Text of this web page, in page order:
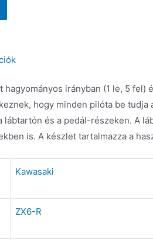
hagyományos irányban (1 le, 5
hogy minden pilóta be
lábtartón és a pedál-részeken. A
is. A készlet tartalmazza a
Kawasaki
ZX6-R